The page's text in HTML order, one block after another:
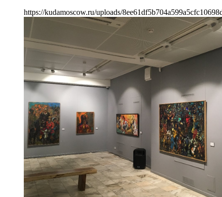
https://kudamoscow.ru/uploads/